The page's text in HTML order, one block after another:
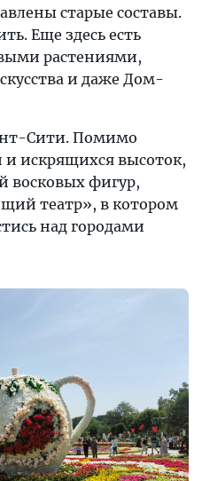
старые составы.
Еще здесь есть
растениями,
и даже Дом-
Сити. Помимо
и искрящихся высоток,
восковых фигур,
театр», в котором
над городами